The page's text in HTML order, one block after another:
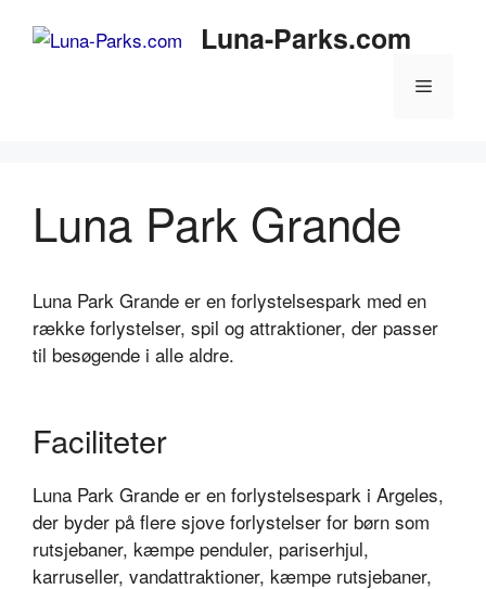
Luna-Parks.com
Menu
Luna Park Grande
Luna Park Grande er en forlystelsespark med en
række forlystelser, spil og attraktioner, der passer
til besøgende i alle aldre.
Faciliteter
Luna Park Grande er en forlystelsespark i Argeles,
der byder på flere sjove forlystelser for børn som
rutsjebaner, kæmpe penduler, pariserhjul,
karruseller, vandattraktioner, kæmpe rutsjebaner,